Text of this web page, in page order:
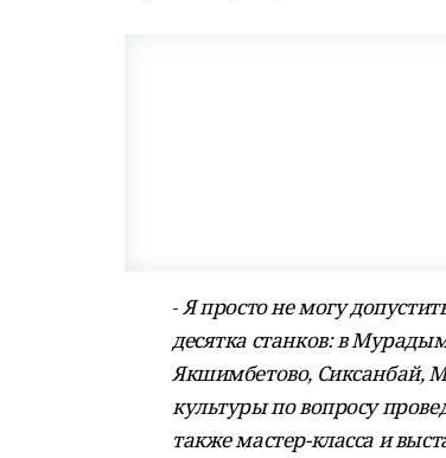
-Я просто не могу
десятка станков: в
Якшимбетово, Сиксанбай,
культуры по вопросу
также мастер-класса и